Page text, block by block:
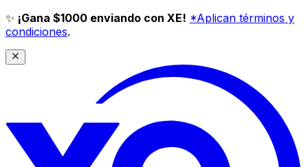
✨ ¡Gana $1000 enviando con XE! *Aplican términos y
condiciones.